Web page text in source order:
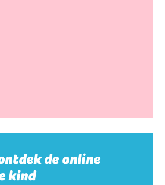
de online
kind